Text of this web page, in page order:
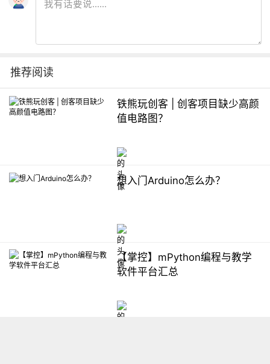
推荐阅读
铁熊玩创客 | 创客项目缺少高颜
值电路图？
想入门Arduino怎么办？
【掌控】mPython编程与教学
软件平台汇总